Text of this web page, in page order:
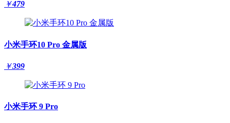
￥479
小米手环10 Pro 金属版
￥399
小米手环 9 Pro